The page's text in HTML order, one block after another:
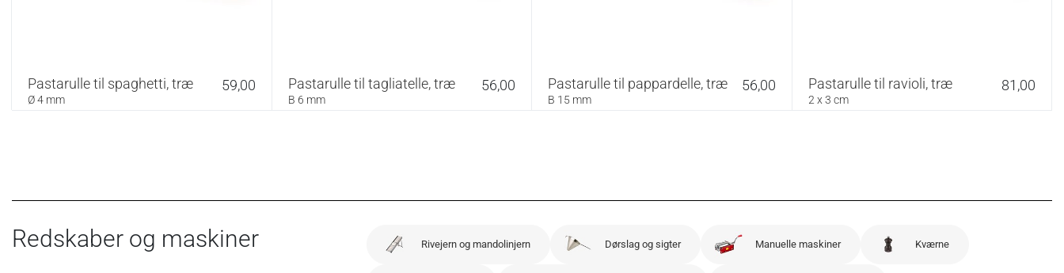
Pastarulle til spaghetti, træ
Ø 4 mm
59,00 Pastarulle til tagliatelle, træ
B 6 mm
56,00 Pastarulle til pappardelle, træ
B 15 mm
56,00 Pastarulle til ravioli, træ
2 x 3 cm
81,00
Redskaber og maskiner Rivejern og mandolinjern Dørslag og sigter Manuelle maskiner Kværne